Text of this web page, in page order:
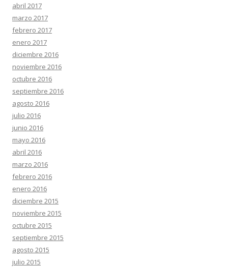
abril 2017
marzo 2017
febrero 2017
enero 2017
diciembre 2016
noviembre 2016
octubre 2016
septiembre 2016
agosto 2016
julio 2016
junio 2016
mayo 2016
abril 2016
marzo 2016
febrero 2016
enero 2016
diciembre 2015
noviembre 2015
octubre 2015
septiembre 2015
agosto 2015
julio 2015